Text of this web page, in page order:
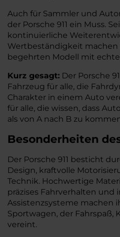
Auch für Sammler und
der Porsche 911 ein Muss.
kontinuierliche
Wertbeständigkeit machen
begehrten Modell mit
Kurz gesagt: Der Porsche
Fahrzeug für alle, die
Charakter in einem Auto
für alle, die wissen, dass
als von A nach B zu
Besonderheiten
Der Porsche 911 besticht
Design, kraftvolle
Technik. Hochwertige
präzises Fahrverhalten und
Assistenzsysteme machen
Sportwagen, der Fahrspaß,
vereint.